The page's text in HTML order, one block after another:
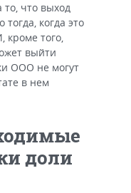
что выход
когда это
кроме того,
выйти
ООО не могут
в нем
доли